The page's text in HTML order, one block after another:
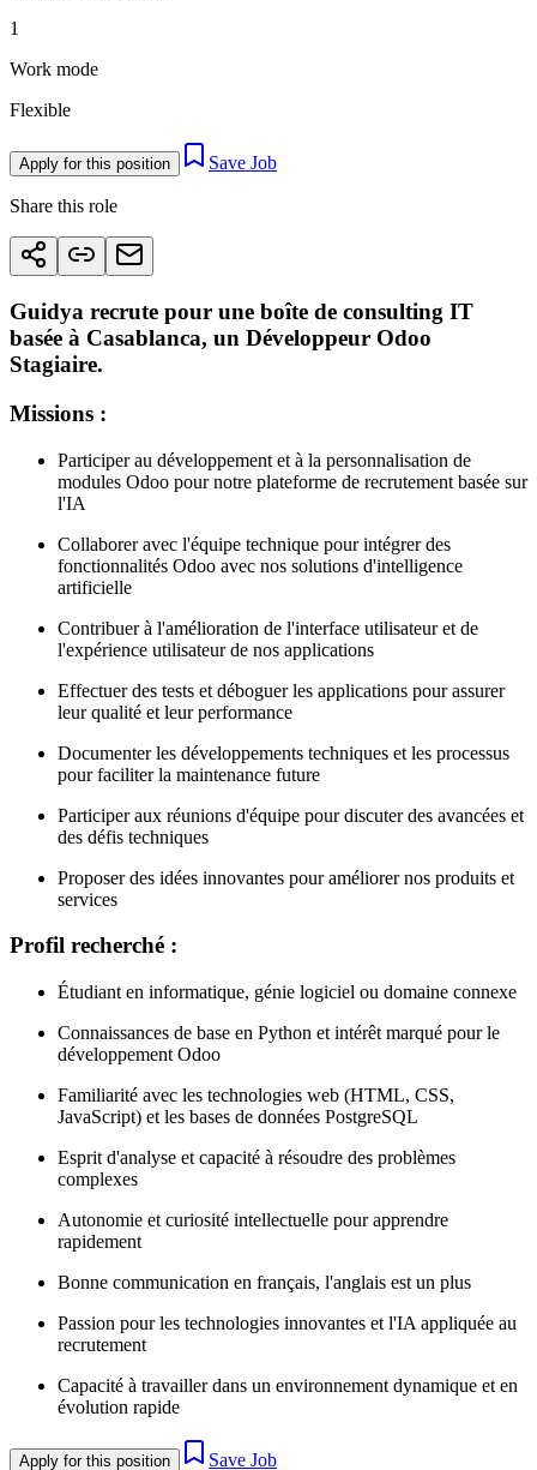
1
Work mode
Flexible
Apply for this position Save Job
Share this role
Guidya recrute pour une boîte de consulting IT
basée à Casablanca, un Développeur Odoo
Stagiaire.
Missions :
Participer au développement et à la personnalisation de
modules Odoo pour notre plateforme de recrutement basée sur
l'IA
Collaborer avec l'équipe technique pour intégrer des
fonctionnalités Odoo avec nos solutions d'intelligence
artificielle
Contribuer à l'amélioration de l'interface utilisateur et de
l'expérience utilisateur de nos applications
Effectuer des tests et déboguer les applications pour assurer
leur qualité et leur performance
Documenter les développements techniques et les processus
pour faciliter la maintenance future
Participer aux réunions d'équipe pour discuter des avancées et
des défis techniques
Proposer des idées innovantes pour améliorer nos produits et
services
Profil recherché :
Étudiant en informatique, génie logiciel ou domaine connexe
Connaissances de base en Python et intérêt marqué pour le
développement Odoo
Familiarité avec les technologies web (HTML, CSS,
JavaScript) et les bases de données PostgreSQL
Esprit d'analyse et capacité à résoudre des problèmes
complexes
Autonomie et curiosité intellectuelle pour apprendre
rapidement
Bonne communication en français, l'anglais est un plus
Passion pour les technologies innovantes et l'IA appliquée au
recrutement
Capacité à travailler dans un environnement dynamique et en
évolution rapide
Apply for this position Save Job